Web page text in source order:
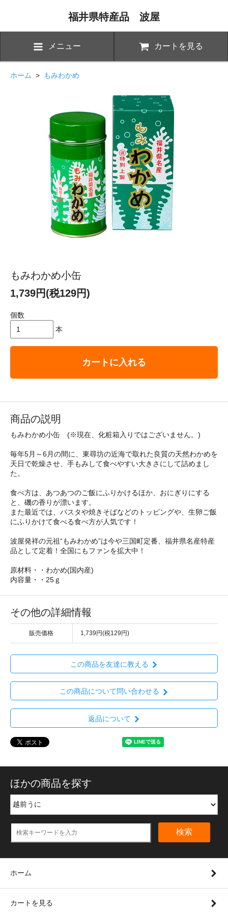
福井県特産品 波屋
メニュー カートを見る
ホーム > もみわかめ
もみわかめ小缶
1,739円(税129円)
個数
本
カートに入れる
商品の説明
もみわかめ小缶 (※現在、化粧箱入りではございません。)
毎年5月～6月の間に、東尋坊の近海で取れた良質の天然わかめを
天日で乾燥させ、手もみして食べやすい大きさにして詰めまし
た。
食べ方は、あつあつのご飯にふりかけるほか、おにぎりにする
と、磯の香りが漂います。
また最近では、パスタや焼きそばなどのトッピングや、生卵ご飯
にふりかけて食べる食べ方が人気です！
波屋発祥の元祖“もみわかめ”は今や三国町定番、福井県名産特産
品として定着！全国にもファンを拡大中！
原材料・・わかめ(国内産)
内容量・・25ｇ
その他の詳細情報
販売価格 1,739円(税129円)
この商品を友達に教える
この商品について問い合わせる
返品について
ほかの商品を探す
検索
ホーム
カートを見る